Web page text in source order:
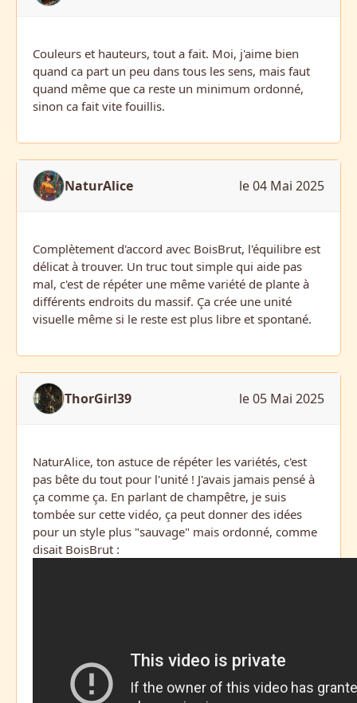
Couleurs et hauteurs, tout a fait. Moi, j'aime bien
quand ca part un peu dans tous les sens, mais faut
quand même que ca reste un minimum ordonné,
sinon ca fait vite fouillis.
NaturAlice le 04 Mai 2025
Complètement d'accord avec BoisBrut, l'équilibre est
délicat à trouver. Un truc tout simple qui aide pas
mal, c'est de répéter une même variété de plante à
différents endroits du massif. Ça crée une unité
visuelle même si le reste est plus libre et spontané.
ThorGirl39 le 05 Mai 2025
NaturAlice, ton astuce de répéter les variétés, c'est
pas bête du tout pour l'unité ! J'avais jamais pensé à
ça comme ça. En parlant de champêtre, je suis
tombée sur cette vidéo, ça peut donner des idées
pour un style plus "sauvage" mais ordonné, comme
disait BoisBrut :